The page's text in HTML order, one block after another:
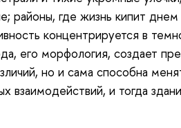
районы, где жизнь кипит днем
концентрируется в
его морфология, создает
но и сама способна
взаимодействий, и тогда